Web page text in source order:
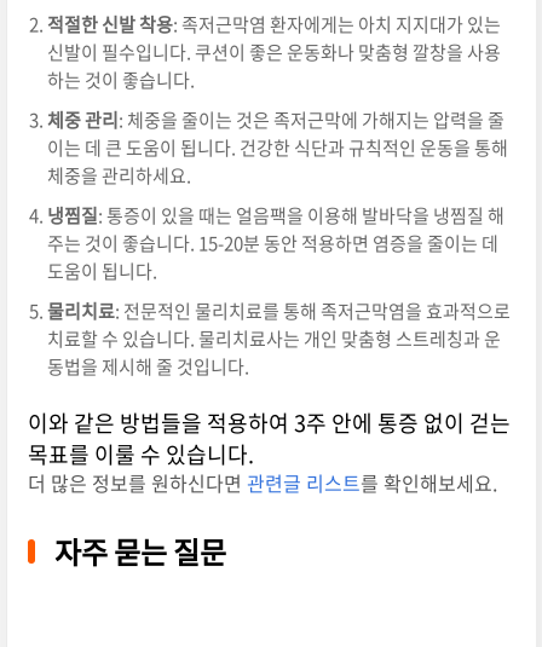
적절한 신발 착용: 족저근막염 환자에게는 아치 지지대가 있는
신발이 필수입니다. 쿠션이 좋은 운동화나 맞춤형 깔창을 사용
하는 것이 좋습니다.
체중 관리: 체중을 줄이는 것은 족저근막에 가해지는 압력을 줄
이는 데 큰 도움이 됩니다. 건강한 식단과 규칙적인 운동을 통해
체중을 관리하세요.
냉찜질: 통증이 있을 때는 얼음팩을 이용해 발바닥을 냉찜질 해
주는 것이 좋습니다. 15-20분 동안 적용하면 염증을 줄이는 데
도움이 됩니다.
물리치료: 전문적인 물리치료를 통해 족저근막염을 효과적으로
치료할 수 있습니다. 물리치료사는 개인 맞춤형 스트레칭과 운
동법을 제시해 줄 것입니다.
이와 같은 방법들을 적용하여 3주 안에 통증 없이 걷는
목표를 이룰 수 있습니다.
더 많은 정보를 원하신다면 관련글 리스트를 확인해보세요.
자주 묻는 질문